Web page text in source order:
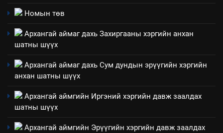
4
Архангай аймаг дахь салбар
ажиллагааны жилийн
5
салбар зөвлөл” аяны хүрээнд
хэмжээний төлөвлөгөө
Номын төв
Архангай аймаг дахь Захиргааны хэргийн анхан
шатны шүүх
Архангай аймаг дахь Сум дундын эрүүгийн хэргийн
анхан шатны шүүх
Архангай аймгийн Иргэний хэргийн давж заалдах
шатны шүүх
Архангай аймгийн Эрүүгийн хэргийн давж заалдах